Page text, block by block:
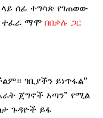
ሰፊ ተግሳጽ የገጠወው
ተፈራ ማሞ በበቃሉ ጋር
ገቢያችን ይነጥፋል”
ጀግኖች አጣን” የሚል
ጉዳዮች ይፋ